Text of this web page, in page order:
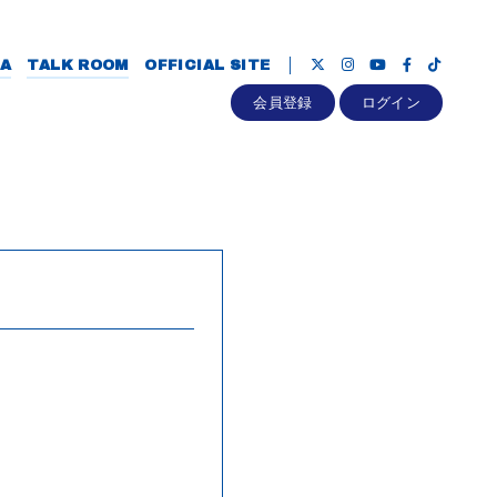
TALK ROOM OFFICIAL SITE
会員登録 ログイン